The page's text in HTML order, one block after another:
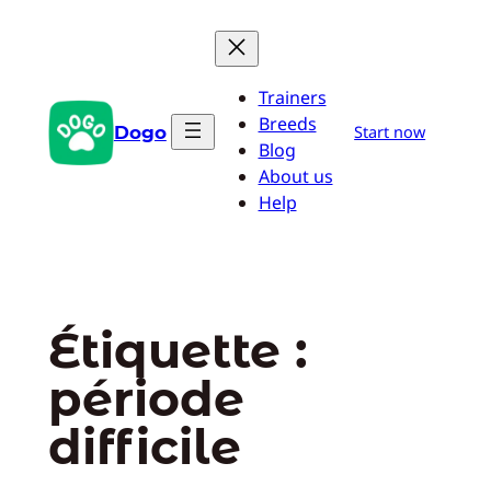
Dogo
Trainers
Breeds
Blog
About us
Help
Start now
Étiquette :
période
difficile